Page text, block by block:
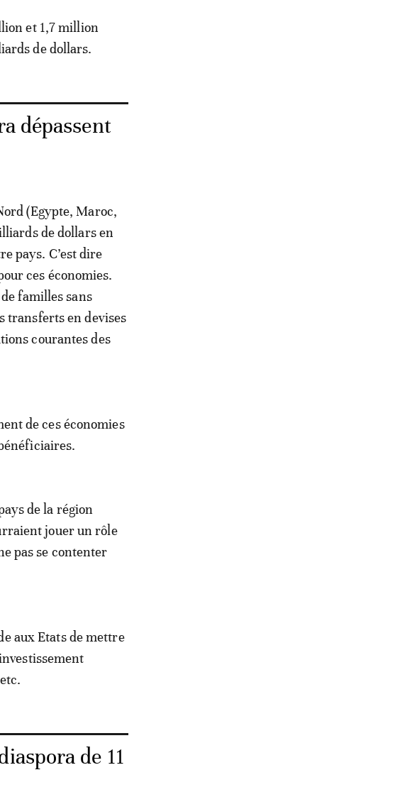
et 1,7 million
de dollars.
dépassent
(Egypte, Maroc,
de dollars en
pays. C’est dire
ces économies.
familles sans
transferts en devises
courantes des
de ces économies
de la région
jouer un rôle
pas se contenter
aux Etats de mettre
de 11